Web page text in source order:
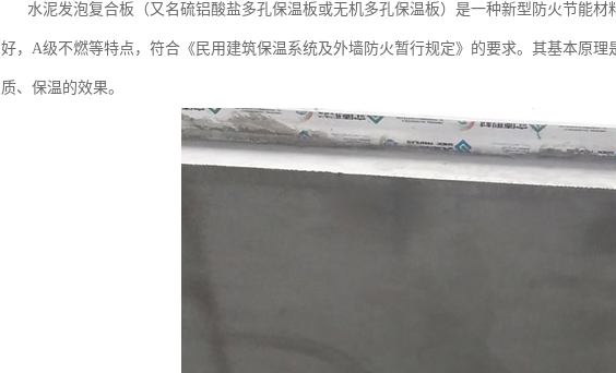
水泥发泡复合板（又名硫铝酸盐多孔保温板或无机多孔保温板）是一种新型防火节能材
好，A级不燃等特点，符合《民用建筑保温系统及外墙防火暂行规定》的要求。其基本原
质、保温的效果。